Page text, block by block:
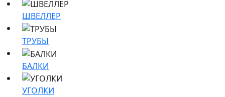
ШВЕЛЛЕР
ТРУБЫ
БАЛКИ
УГОЛКИ